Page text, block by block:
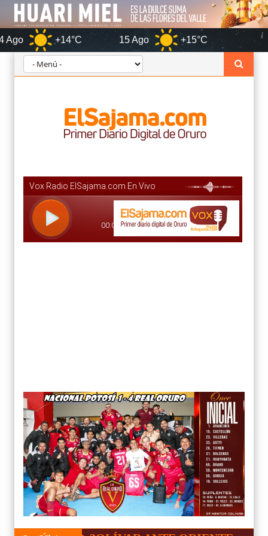
+14°C 15 Ago +15°C Oruro